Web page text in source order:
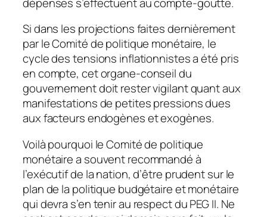
Si dans les projections faites dernièrement
par le Comité de politique monétaire, le
cycle des tensions inflationnistes a été pris
en compte, cet organe-conseil du
gouvernement doit rester vigilant quant aux
manifestations de petites pressions dues
aux facteurs endogènes et exogènes.
Voilà pourquoi le Comité de politique
monétaire a souvent recommandé à
l’exécutif de la nation, d’être prudent sur le
plan de la politique budgétaire et monétaire
qui devra s’en tenir au respect du PEG II. Ne